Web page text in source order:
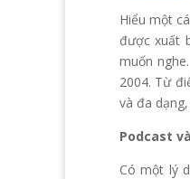
Hiểu một
được xuất
muốn
2004. Từ
và đa
Podcast
Có một lý